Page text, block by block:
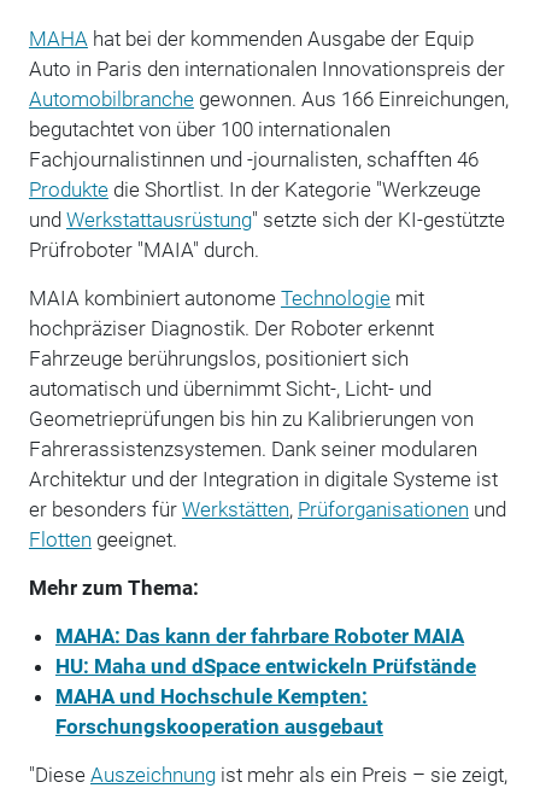
MAHA hat bei der kommenden Ausgabe der Equip
Auto in Paris den internationalen Innovationspreis der
Automobilbranchegewonnen. Aus 166 Einreichungen,
begutachtet von über 100 internationalen
Fachjournalistinnen und -journalisten, schafften 46
Produktedie Shortlist. In der Kategorie "Werkzeuge
und Werkstattausrüstung" setzte sich der KI-gestützte
Prüfroboter "MAIA" durch.
MAIA kombiniert autonome Technologiemit
hochpräziser Diagnostik. Der Roboter erkennt
Fahrzeuge berührungslos, positioniert sich
automatisch und übernimmt Sicht-, Licht- und
Geometrieprüfungen bis hin zu Kalibrierungen von
Fahrerassistenzsystemen. Dank seiner modularen
Architektur und der Integration in digitale Systeme ist
er besonders für Werkstätten, Prüforganisationen und
Flotten geeignet.
Mehr zum Thema:
MAHA: Das kann der fahrbare Roboter MAIA
HU: Maha und dSpace entwickeln Prüfstände
MAHA und Hochschule Kempten:
Forschungskooperation ausgebaut
"Diese Auszeichnungist mehr als ein Preis – sie zeigt,